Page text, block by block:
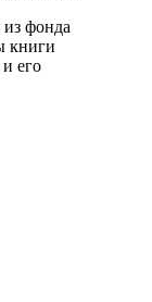
из фонда
книги
его